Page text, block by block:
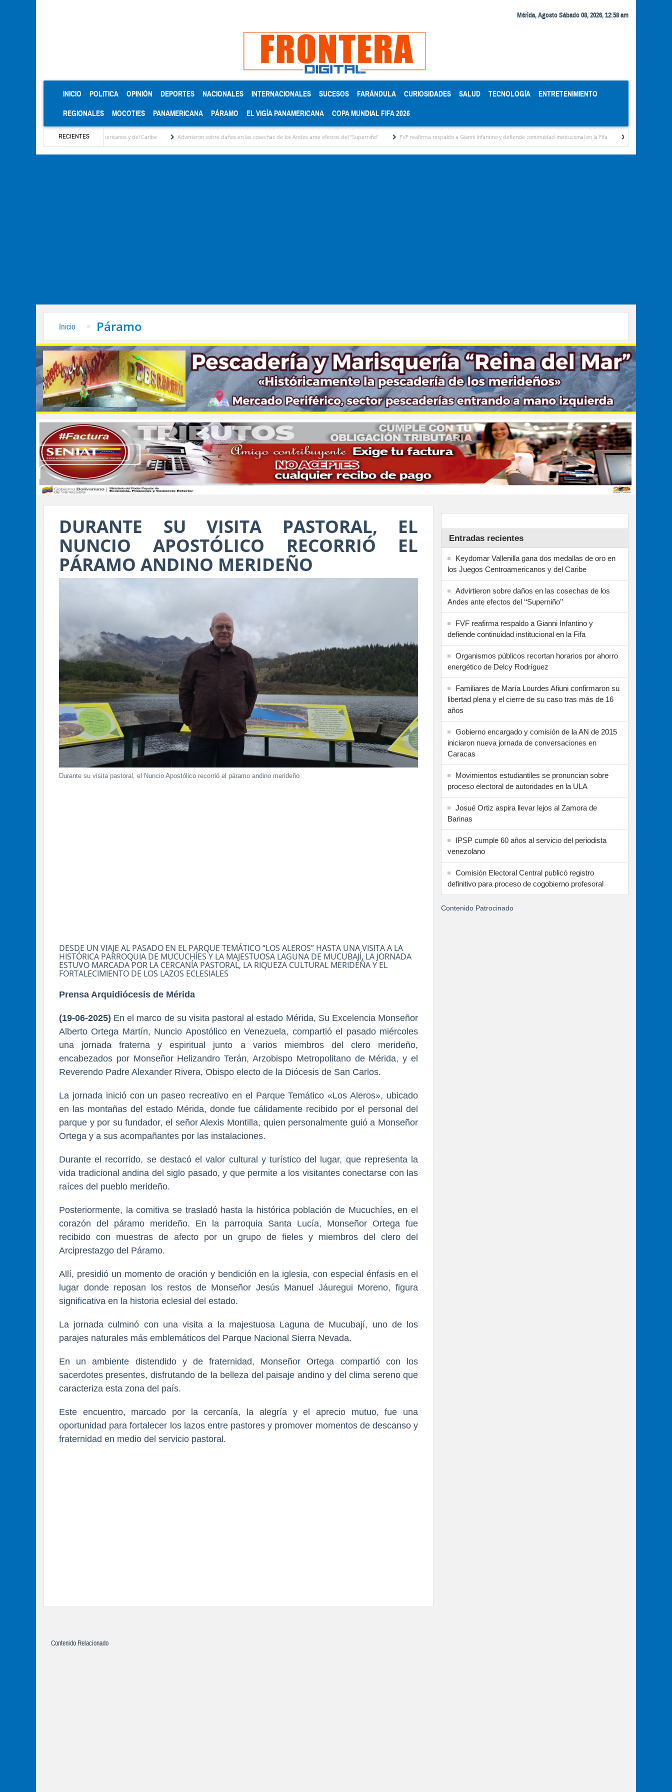
Mérida, Agosto Sábado 08, 2026, 12:58 am
INICIO (CURRENT)
POLITICA OPINIÓN DEPORTES NACIONALES INTERNACIONALES SUCESOS FARÁNDULA CURIOSIDADES SALUD TECNOLOGÍA ENTRETENIMIENTO
REGIONALES MOCOTIES PANAMERICANA PÁRAMO EL VIGÍA PANAMERICANA COPA MUNDIAL FIFA 2026
RECIENTES
en los Juegos Centroamericanos y del Caribe Advirtieron sobre daños en las cosechas de los Andes ante efectos del ‘‘Superniño’’ FVF reafirma respaldo a Gianni Infantino y defiende continuidad institucional en la Fifa Organismos públicos recortan
Inicio Páramo
DURANTE SU VISITA PASTORAL, EL
NUNCIO APOSTÓLICO RECORRIÓ EL
PÁRAMO ANDINO MERIDEÑO
Durante su visita pastoral, el Nuncio Apostólico recorrió el páramo andino merideño
DESDE UN VIAJE AL PASADO EN EL PARQUE TEMÁTICO “LOS ALEROS” HASTA UNA VISITA A LA
HISTÓRICA PARROQUIA DE MUCUCHÍES Y LA MAJESTUOSA LAGUNA DE MUCUBAJÍ, LA JORNADA
ESTUVO MARCADA POR LA CERCANÍA PASTORAL, LA RIQUEZA CULTURAL MERIDEÑA Y EL
FORTALECIMIENTO DE LOS LAZOS ECLESIALES
Prensa Arquidiócesis de Mérida
(19-06-2025) En el marco de su visita pastoral al estado Mérida, Su Excelencia Monseñor
Alberto Ortega Martín, Nuncio Apostólico en Venezuela, compartió el pasado miércoles
una jornada fraterna y espiritual junto a varios miembros del clero merideño,
encabezados por Monseñor Helizandro Terán, Arzobispo Metropolitano de Mérida, y el
Reverendo Padre Alexander Rivera, Obispo electo de la Diócesis de San Carlos.
La jornada inició con un paseo recreativo en el Parque Temático «Los Aleros», ubicado
en las montañas del estado Mérida, donde fue cálidamente recibido por el personal del
parque y por su fundador, el señor Alexis Montilla, quien personalmente guió a Monseñor
Ortega y a sus acompañantes por las instalaciones.
Durante el recorrido, se destacó el valor cultural y turístico del lugar, que representa la
vida tradicional andina del siglo pasado, y que permite a los visitantes conectarse con las
raíces del pueblo merideño.
Posteriormente, la comitiva se trasladó hasta la histórica población de Mucuchíes, en el
corazón del páramo merideño. En la parroquia Santa Lucía, Monseñor Ortega fue
recibido con muestras de afecto por un grupo de fieles y miembros del clero del
Arciprestazgo del Páramo.
Allí, presidió un momento de oración y bendición en la iglesia, con especial énfasis en el
lugar donde reposan los restos de Monseñor Jesús Manuel Jáuregui Moreno, figura
significativa en la historia eclesial del estado.
La jornada culminó con una visita a la majestuosa Laguna de Mucubají, uno de los
parajes naturales más emblemáticos del Parque Nacional Sierra Nevada.
En un ambiente distendido y de fraternidad, Monseñor Ortega compartió con los
sacerdotes presentes, disfrutando de la belleza del paisaje andino y del clima sereno que
caracteriza esta zona del país.
Este encuentro, marcado por la cercanía, la alegría y el aprecio mutuo, fue una
oportunidad para fortalecer los lazos entre pastores y promover momentos de descanso y
fraternidad en medio del servicio pastoral.
Entradas recientes
Keydomar Vallenilla gana dos medallas de oro en
los Juegos Centroamericanos y del Caribe
Advirtieron sobre daños en las cosechas de los
Andes ante efectos del ‘‘Superniño’’
FVF reafirma respaldo a Gianni Infantino y
defiende continuidad institucional en la Fifa
Organismos públicos recortan horarios por ahorro
energético de Delcy Rodríguez
Familiares de María Lourdes Afiuni confirmaron su
libertad plena y el cierre de su caso tras más de 16
años
Gobierno encargado y comisión de la AN de 2015
iniciaron nueva jornada de conversaciones en
Caracas
Movimientos estudiantiles se pronuncian sobre
proceso electoral de autoridades en la ULA
Josué Ortiz aspira llevar lejos al Zamora de
Barinas
IPSP cumple 60 años al servicio del periodista
venezolano
Comisión Electoral Central publicó registro
definitivo para proceso de cogobierno profesoral
Contenido Patrocinado
Contenido Relacionado